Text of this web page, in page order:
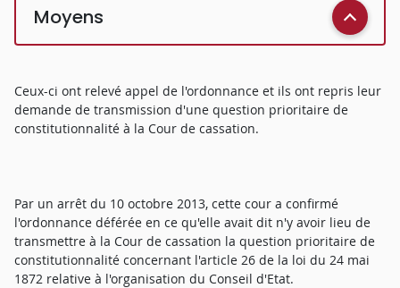
Moyens
Ceux-ci ont relevé appel de l'ordonnance et ils ont repris leur
demande de transmission d'une question prioritaire de
constitutionnalité à la Cour de cassation.
Par un arrêt du 10 octobre 2013, cette cour a confirmé
l'ordonnance déférée en ce qu'elle avait dit n'y avoir lieu de
transmettre à la Cour de cassation la question prioritaire de
constitutionnalité concernant l'article 26 de la loi du 24 mai
1872 relative à l'organisation du Conseil d'Etat.